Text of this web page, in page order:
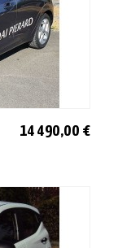
14 490,00 €